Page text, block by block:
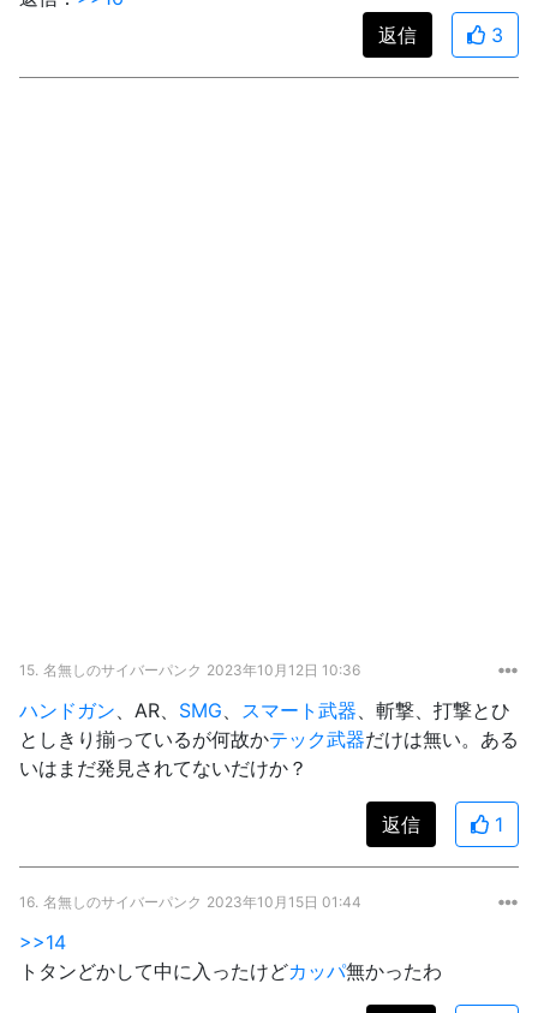
返信
3
15. 名無しのサイバーパンク 2023年10月12日 10:36
ハンドガン 、AR、 SMG スマート武器 、斬撃、打撃とひ
としきり揃っているが何故かテック武器だけは無い。ある
いはまだ発見されてないだけか？
返信 1
16. 名無しのサイバーパンク 2023年10月15日 01:44
>>14
トタンどかして中に入ったけどカッパ無かったわ